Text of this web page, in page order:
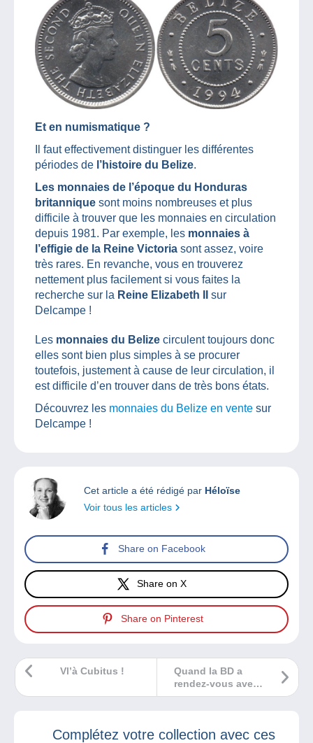
Et en numismatique ?
Il faut effectivement distinguer les différentes
périodes de l’histoire du Belize.
Les monnaies de l’époque du Honduras
britannique sont moins nombreuses et plus
difficile à trouver que les monnaies en circulation
depuis 1981. Par exemple, les monnaies à
l’effigie de la Reine Victoria sont assez, voire
très rares. En revanche, vous en trouverez
nettement plus facilement si vous faites la
recherche sur la Reine Elizabeth II
sur
Delcampe !
Les monnaies du Belize circulent toujours donc
elles sont bien plus simples à se procurer
toutefois, justement à cause de leur circulation, il
est difficile d’en trouver dans de très bons états.
Découvrez les monnaies du Belize en vente sur
Delcampe !
Cet article a été rédigé par Héloïse
Voir tous les articles
Share on Facebook
Share on X
Share on Pinterest
Quand la BD a
rendez-vous avec
l’Histoire !
Vl’à Cubitus !
Complétez votre collection avec ces